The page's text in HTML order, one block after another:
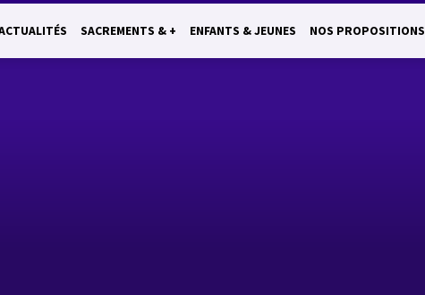
SACREMENTS & + ENFANTS & JEUNES NOS PROPOSITIONS